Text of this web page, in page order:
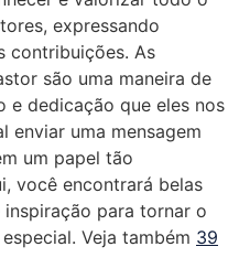
expressando
contribuições. As
são uma maneira de
e dedicação que eles nos
enviar uma mensagem
um papel tão
você encontrará belas
para tornar o
Veja também 39